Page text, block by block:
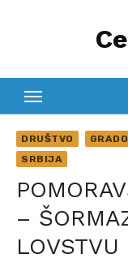
DRUŠTVO
SRBIJA
–